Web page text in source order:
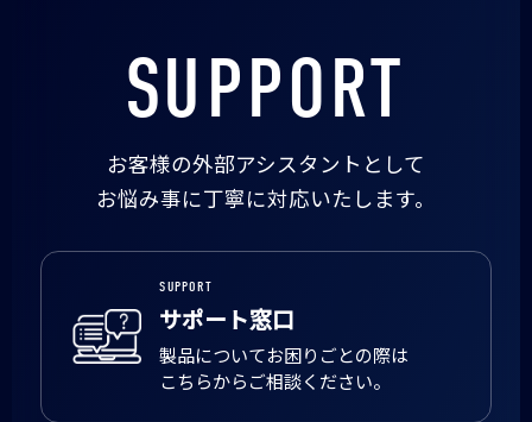
SUPPORT
お客様の外部アシスタントとして
お悩み事に丁寧に対応いたします。
SUPPORT
サポート窓口
製品についてお困りごとの際は
こちらからご相談ください。